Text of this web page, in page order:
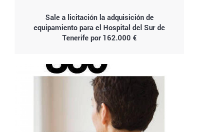
Sale a licitación la adquisición de
equipamiento para el Hospital del Sur de
Tenerife por 162.000 €